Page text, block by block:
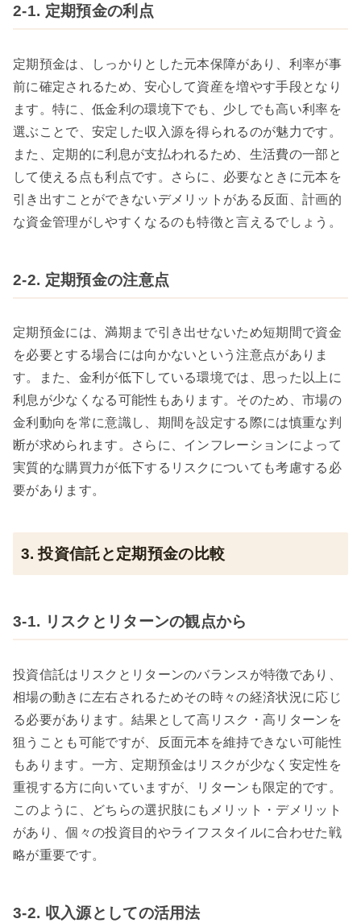
2-1. 定期預金の利点
定期預金は、しっかりとした元本保障があり、利率が事
前に確定されるため、安心して資産を増やす手段となり
ます。特に、低金利の環境下でも、少しでも高い利率を
選ぶことで、安定した収入源を得られるのが魅力です。
また、定期的に利息が支払われるため、生活費の一部と
して使える点も利点です。さらに、必要なときに元本を
引き出すことができないデメリットがある反面、計画的
な資金管理がしやすくなるのも特徴と言えるでしょう。
2-2. 定期預金の注意点
定期預金には、満期まで引き出せないため短期間で資金
を必要とする場合には向かないという注意点がありま
す。また、金利が低下している環境では、思った以上に
利息が少なくなる可能性もあります。そのため、市場の
金利動向を常に意識し、期間を設定する際には慎重な判
断が求められます。さらに、インフレーションによって
実質的な購買力が低下するリスクについても考慮する必
要があります。
3. 投資信託と定期預金の比較
3-1. リスクとリターンの観点から
投資信託はリスクとリターンのバランスが特徴であり、
相場の動きに左右されるためその時々の経済状況に応じ
る必要があります。結果として高リスク・高リターンを
狙うことも可能ですが、反面元本を維持できない可能性
もあります。一方、定期預金はリスクが少なく安定性を
重視する方に向いていますが、リターンも限定的です。
このように、どちらの選択肢にもメリット・デメリット
があり、個々の投資目的やライフスタイルに合わせた戦
略が重要です。
3-2. 収入源としての活用法